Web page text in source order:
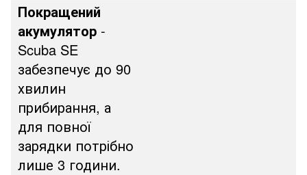
Покращений
акумулятор -
Scuba SE
забезпечує до 90
хвилин
прибирання, а
для повної
зарядки потрібно
лише 3 години.